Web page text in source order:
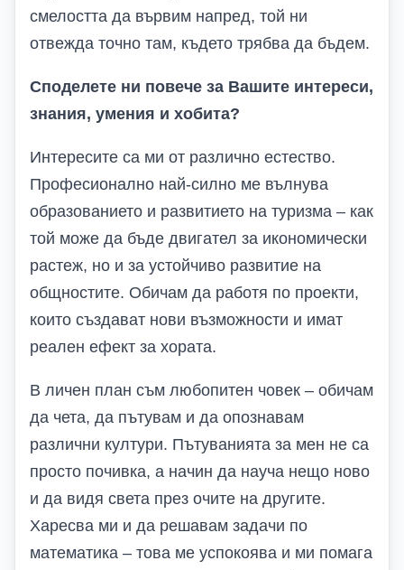
смелостта да вървим напред, той ни
отвежда точно там, където трябва да бъдем.
Споделете ни повече за Вашите интереси,
знания, умения и хобита?
Интересите са ми от различно естество.
Професионално най-силно ме вълнува
образованието и развитието на туризма – как
той може да бъде двигател за икономически
растеж, но и за устойчиво развитие на
общностите. Обичам да работя по проекти,
които създават нови възможности и имат
реален ефект за хората.
В личен план съм любопитен човек – обичам
да чета, да пътувам и да опознавам
различни култури. Пътуванията за мен не са
просто почивка, а начин да науча нещо ново
и да видя света през очите на другите.
Харесва ми и да решавам задачи по
математика – това ме успокоява и ми помага